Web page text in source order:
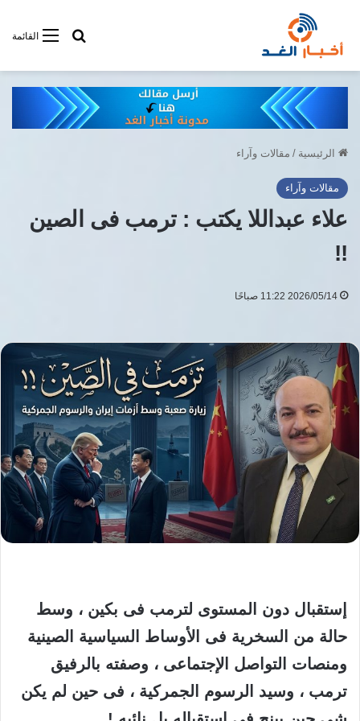
القائمةأبحت فى
الرئيسية / مقالات وآراء
مقالات وآراء
علاء عبداللا يكتب : ترمب فى الصين
!!
2026/05/14 11:22 صباحًا
إستقبال دون المستوى لترمب فى بكين ، وسط
حالة من السخرية فى الأوساط السياسية الصينية
ومنصات التواصل الإجتماعى ، وصفته بالرفيق
ترمب ، وسيد الرسوم الجمركية ، فى حين لم يكن